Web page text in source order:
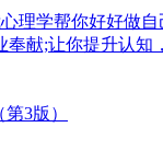
理学帮你好好做自
奉献;让你提升认知
3版）